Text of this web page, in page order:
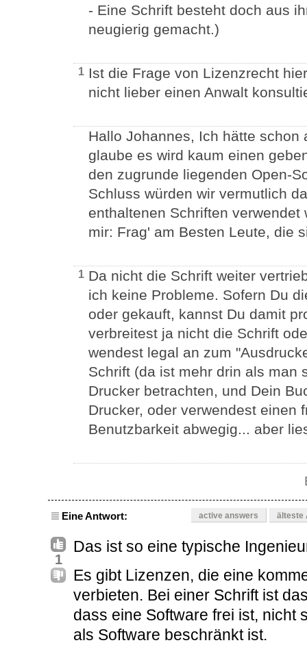
- Eine Schrift besteht doch aus
neugierig gemacht.)
1 Ist die Frage von Lizenzrecht
nicht lieber einen Anwalt
Hallo Johannes, Ich hätte schon
glaube es wird kaum einen
den zugrunde liegenden Open-
Schluss würden wir vermutlich
enthaltenen Schriften
mir: Frag' am Besten Leute, die
1 Da nicht die Schrift weiter
ich keine Probleme. Sofern Du
oder gekauft, kannst Du damit
verbreitest ja nicht die Schrift
wendest legal an zum
Schrift (da ist mehr drin als man
Drucker betrachten, und Dein
Drucker, oder verwendest einen
Benutzbarkeit abwegig... aber
Eine Antwort: active answers älteste
1
Das ist so eine typische
Es gibt Lizenzen, die eine
verbieten. Bei einer Schrift ist
dass eine Software frei ist, nicht
als Software beschränkt ist.